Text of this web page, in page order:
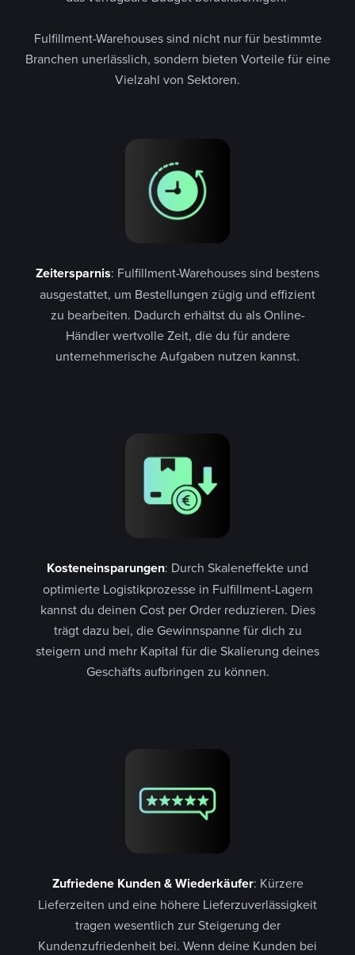
Fulfillment-Warehouses sind nicht nur für bestimmte
Branchen unerlässlich, sondern bieten Vorteile für eine
Vielzahl von Sektoren.
Zeitersparnis: Fulfillment-Warehouses sind bestens
ausgestattet, um Bestellungen zügig und effizient
zu bearbeiten. Dadurch erhältst du als Online-
Händler wertvolle Zeit, die du für andere
unternehmerische Aufgaben nutzen kannst.
Kosteneinsparungen: Durch Skaleneffekte und
optimierte Logistikprozesse in Fulfillment-Lagern
kannst du deinen Cost per Order reduzieren. Dies
trägt dazu bei, die Gewinnspanne für dich zu
steigern und mehr Kapital für die Skalierung deines
Geschäfts aufbringen zu können.
Zufriedene Kunden & Wiederkäufer: Kürzere
Lieferzeiten und eine höhere Lieferzuverlässigkeit
tragen wesentlich zur Steigerung der
Kundenzufriedenheit bei. Wenn deine Kunden bei